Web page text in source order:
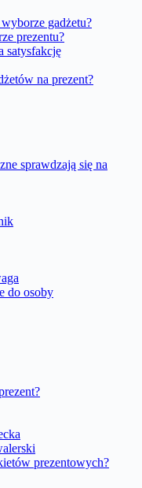
gadżetu?
prezentu?
satysfakcję
na prezent?
sprawdzają się na
do osoby
prezentowych?